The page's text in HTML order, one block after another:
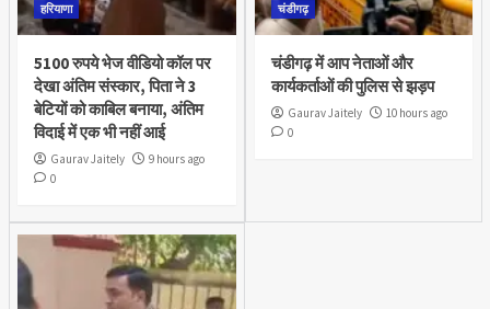
हरियाणा
5100 रुपये भेज वीडियो कॉल पर
देखा अंतिम संस्कार, पिता ने 3
बेटियों को काबिल बनाया, अंतिम
विदाई में एक भी नहीं आई
Gaurav Jaitely
9 hours ago
0
चंडीगढ़
चंडीगढ़ में आप नेताओं और
कार्यकर्ताओं की पुलिस से झड़प
Gaurav Jaitely
10 hours ago
0